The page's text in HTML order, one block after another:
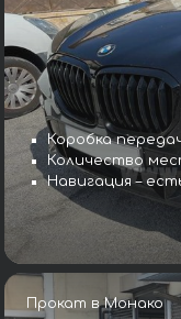
Коробка
Количество
Навигация –
Прокат в Монако